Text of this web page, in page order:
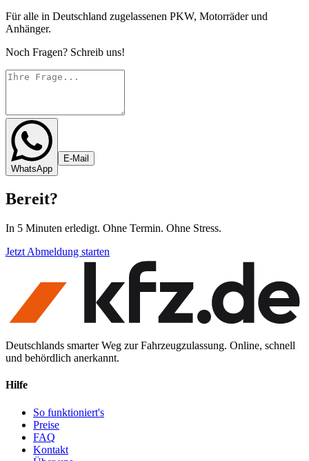
Für alle in Deutschland zugelassenen PKW, Motorräder und
Anhänger.
Noch Fragen? Schreib uns!
WhatsApp
E-Mail
Bereit?
In 5 Minuten erledigt. Ohne Termin. Ohne Stress.
Jetzt Abmeldung starten
Deutschlands smarter Weg zur Fahrzeugzulassung. Online, schnell
und behördlich anerkannt.
Hilfe
So funktioniert's
Preise
FAQ
Kontakt